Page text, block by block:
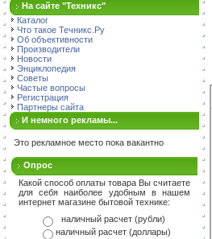
На сайте "Техникс"
Каталог
Что такое Течникс.Ру
Об объективности
Производители
Новости
Энциклопедия
Советы
Частые вопросы
Регистрация
Партнеры сайта
И немного рекламы...
Это рекламное место пока вакантно
Опрос
Какой способ оплаты товара Вы считаете
для себя наиболее удобным в нашем
интернет магазине бытовой технике:
наличный расчет (рубли)
наличный расчет (доллары)